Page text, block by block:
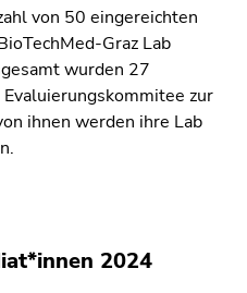
von 50 eingereichten
Graz Lab
wurden 27
zur
ihnen werden ihre Lab
2024